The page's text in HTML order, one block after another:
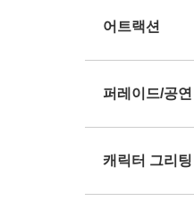
어트랙션
퍼레이드/공연
캐릭터 그리팅